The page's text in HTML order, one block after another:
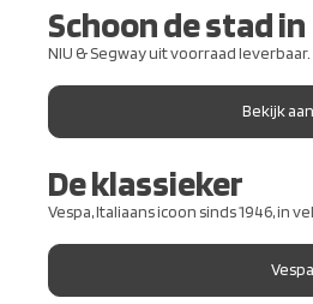
Schoon de stad in
NIU & Segway uit voorraad
Bekijk
De klassieker
Vespa, Italiaans icoon sinds 1946, in
Vespa